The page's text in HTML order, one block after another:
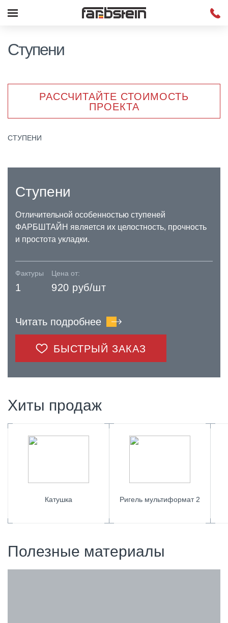
Ступени
СТУПЕНИ
РАССЧИТАЙТЕ СТОИМОСТЬ
ПРОЕКТА
Ступени
Отличительной особенностью ступеней
ФАРБШТАЙН является их целостность, прочность
и простота укладки.
Фактуры
1
Цена от:
920 руб/шт
Читать подробнее
БЫСТРЫЙ ЗАКАЗ
Хиты продаж
Катушка Ригель мультиформат 2
Полезные материалы